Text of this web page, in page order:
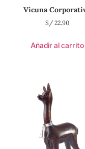
Vicuna
S/22.90
Añadir al carrito